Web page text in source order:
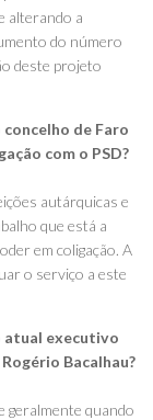
alterando a
do número
deste projeto
de Faro
com o PSD?
autárquicas e
que está a
em coligação. A
o serviço a este
atual executivo
Bacalhau?
geralmente quando